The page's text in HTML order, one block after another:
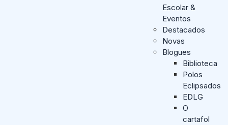
Escolar &
Eventos
Destacados
Novas
Blogues
Biblioteca
Polos
Eclipsados
EDLG
O
cartafol